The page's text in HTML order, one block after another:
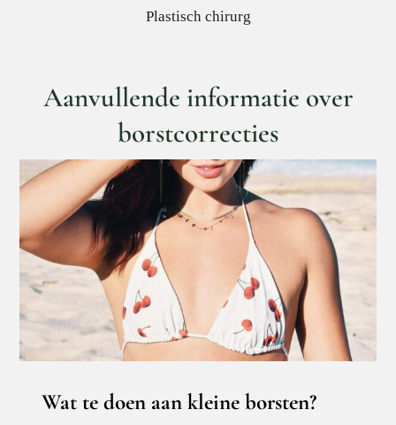
Plastisch chirurg
Aanvullende informatie over
borstcorrecties
Wat te doen aan kleine borsten?
Borstcorrectie Borstvergroting Lipofilling
Wat te doen aan kleine borsten?